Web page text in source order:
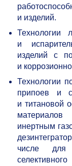
и изделий.
Технологии
и
изделий с
и
Технологии
припоев и
и титановой
инертным
числе для